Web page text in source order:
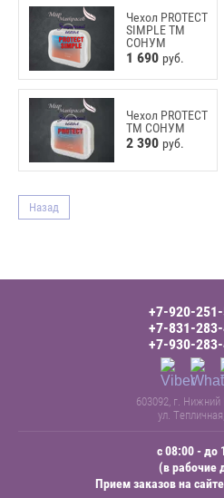
Чехол PROTECT
SIMPLE ТМ
СОНУМ
1 690 руб.
Чехол PROTECT
ТМ СОНУМ
2 390 руб.
Назад
с 08:00 - до
(в рабочие
Прием заказов на
+7-920-
+7-831-
+7-930-
603092, г. Нижний
ул.